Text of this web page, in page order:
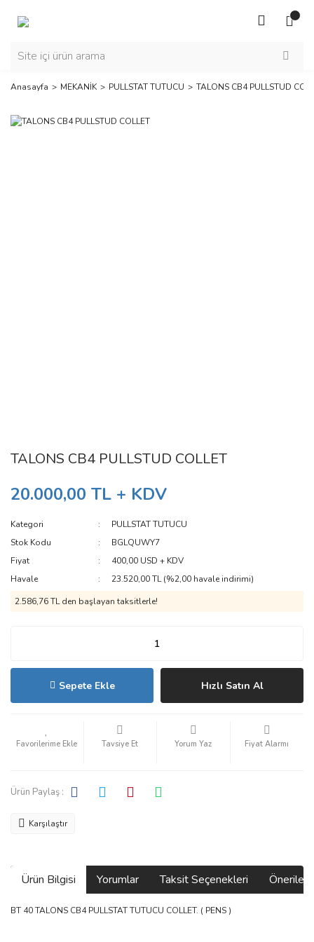
Anasayfa MEKANİK PULLSTAT TUTUCU TALONS CB4 PULLSTUD
TALONS CB4 PULLSTUD COLLET
20.000,00 TL + KDV
Kategori
PULLSTAT TUTUCU
Stok Kodu
BGLQUWY7
Fiyat
400,00 USD + KDV
Havale
23.520,00 TL (%2,00 havale indirimi)
2.586,76 TL den başlayan taksitlerle!
Sepete Ekle Hızlı Satın Al
Tavsiye Et Yorum Yaz Fiyat Alarmı
Ürün Paylaş :
Karşılaştır
Ürün Bilgisi Yorumlar Taksit Seçenekleri
BT 40 TALONS CB4 PULLSTAT TUTUCU COLLET. ( PENS )